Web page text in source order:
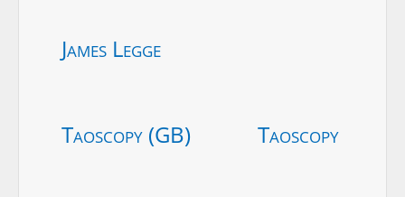
James Legge
Taoscopy (GB) Taoscopy